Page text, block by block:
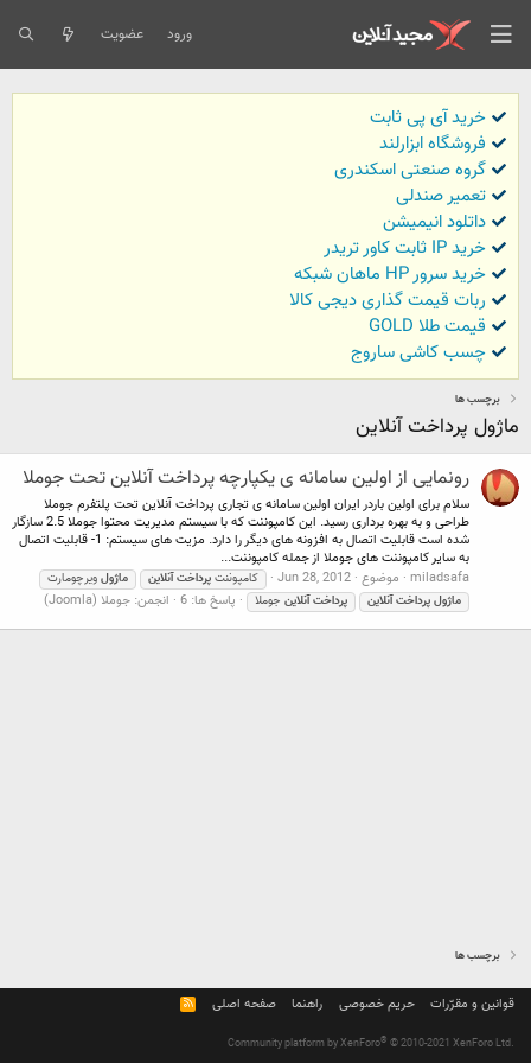
ورود عضویت
خرید آی پی ثابت
فروشگاه ابزارلند
گروه صنعتی اسکندری
تعمیر صندلی
داتلود انیمیشن
خرید IP ثابت کاور تریدر
خرید سرور HP ماهان شبکه
ربات قیمت گذاری دیجی کالا
قیمت طلا GOLD
چسب کاشی ساروج
برچسب ها
ماژول پرداخت آنلاین
رونمایی از اولین سامانه ی یکپارچه پرداخت آنلاین تحت جوملا
سلام برای اولین باردر ایران اولین سامانه ی تجاری پرداخت آنلاین تحت پلتفرم جوملا
طراحی و به بهره برداری رسید. این کامپوننت که با سیستم مدیریت محتوا جوملا 2.5 سازگار
شده است قابلیت اتصال به افزونه های دیگر را دارد. مزیت های سیستم: 1- قابلیت اتصال
به سایر کامپوننت های جوملا از جمله کامپوننت...
miladsafa موضوع Jun 28, 2012 كامپوننت پرداخت آنلاین ماژول ویرچومارت
ماژول پرداخت آنلاین پرداخت آنلاین جوملا پاسخ ها: 6 انجمن: جوملا (Joomla)
برچسب ها
قوانین و مقرّرات حریم خصوصی راهنما صفحه اصلی
R
S
Community platform by XenForo® © 2010-2021 XenForo Ltd.